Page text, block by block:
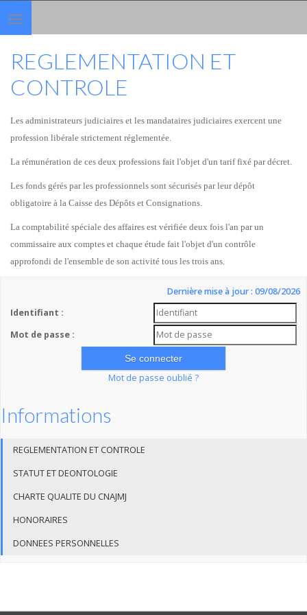
Toggle
navigation
REGLEMENTATION ET
CONTROLE
Les administrateurs judiciaires et les mandataires judiciaires exercent une
profession libérale strictement réglementée.
La rémunération de ces deux professions fait l'objet d'un tarif fixé par décret.
Les fonds gérés par les professionnels sont sécurisés par leur dépôt
obligatoire à la Caisse des Dépôts et Consignations.
La comptabilité spéciale des affaires est vérifiée deux fois l'an par un
commissaire aux comptes et chaque étude fait l'objet d'un contrôle
approfondi de l'ensemble de son activité tous les trois ans.
Dernière mise à jour : 09/08/2026
Identifiant :
Mot de passe :
Mot de passe oublié ?
Informations
REGLEMENTATION ET CONTROLE
STATUT ET DEONTOLOGIE
CHARTE QUALITE DU CNAJMJ
HONORAIRES
DONNEES PERSONNELLES